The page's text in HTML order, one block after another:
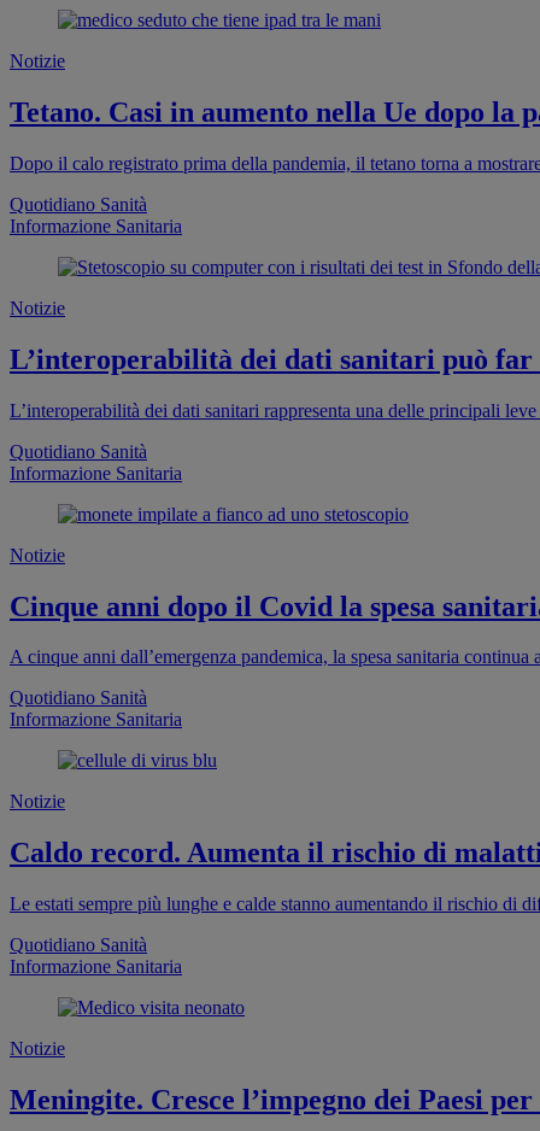
Notizie
Tetano. Casi in aumento nella Ue dopo la
Dopo il calo registrato prima della pandemia, il tetano torna a
Quotidiano Sanità
Informazione Sanitaria
Notizie
L’interoperabilità dei dati sanitari può
L’interoperabilità dei dati sanitari rappresenta una delle principali
Quotidiano Sanità
Informazione Sanitaria
Notizie
Cinque anni dopo il Covid la spesa
A cinque anni dall’emergenza pandemica, la spesa sanitaria
Quotidiano Sanità
Informazione Sanitaria
Notizie
Caldo record. Aumenta il rischio di
Le estati sempre più lunghe e calde stanno aumentando il rischio
Quotidiano Sanità
Informazione Sanitaria
Notizie
Meningite. Cresce l’impegno dei Paesi